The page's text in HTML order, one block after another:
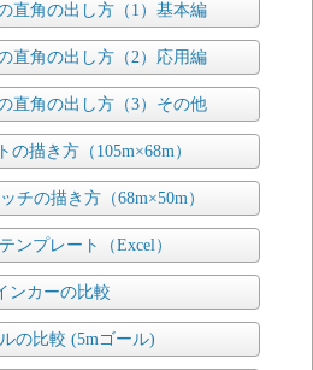
直角の出し方（1）基本編
直角の出し方（2）応用編
直角の出し方（3）その他
の描き方（105m×68m）
チの描き方（68m×50m）
ンプレート（Excel）
ンカーの比較
の比較 (5mゴール)